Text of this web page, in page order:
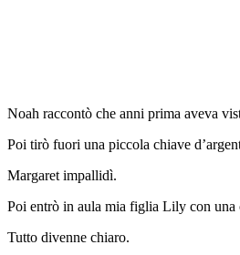
Noah raccontò che anni prima aveva
Poi tirò fuori una piccola chiave
Margaret impallidì.
Poi entrò in aula mia figlia Lily con una
Tutto divenne chiaro.